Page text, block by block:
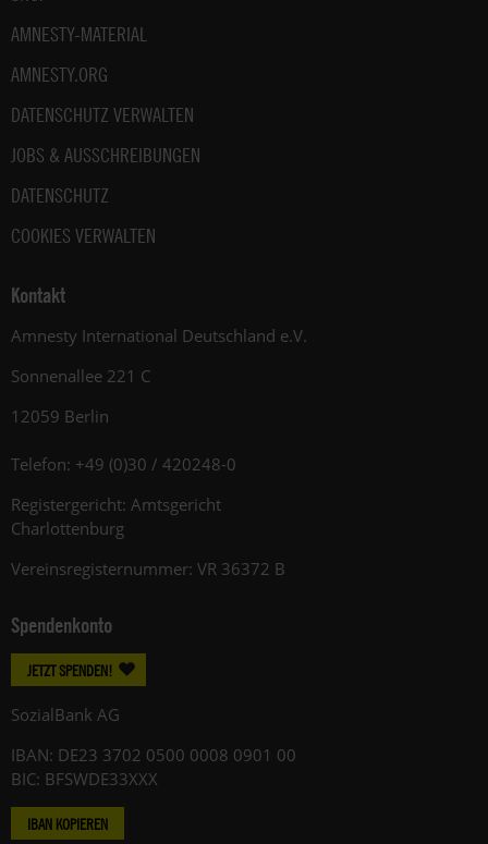
AMNESTY-MATERIAL
AMNESTY.ORG
DATENSCHUTZ VERWALTEN
JOBS & AUSSCHREIBUNGEN
DATENSCHUTZ
COOKIES VERWALTEN
Kontakt
Amnesty International Deutschland e.V.
Sonnenallee 221 C
12059 Berlin
Telefon: +49 (0)30 / 420248-0
Registergericht: Amtsgericht
Charlottenburg
Vereinsregisternummer: VR 36372 B
Spendenkonto
JETZT SPENDEN!
SozialBank AG
IBAN: DE23 3702 0500 0008 0901 00
BIC: BFSWDE33XXX
IBAN KOPIEREN